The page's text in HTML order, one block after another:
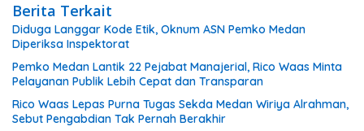
Berita Terkait
Diduga Langgar Kode Etik, Oknum ASN Pemko Medan
Diperiksa Inspektorat
Pemko Medan Lantik 22 Pejabat Manajerial, Rico Waas Minta
Pelayanan Publik Lebih Cepat dan Transparan
Rico Waas Lepas Purna Tugas Sekda Medan Wiriya Alrahman,
Sebut Pengabdian Tak Pernah Berakhir